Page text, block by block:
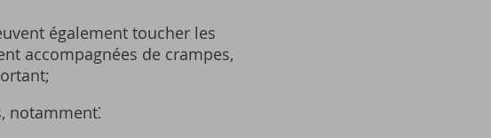
également toucher les
accompagnées de crampes,
notamment⁚